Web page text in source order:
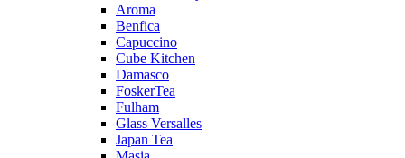
Aroma
Benfica
Capuccino
Cube Kitchen
Damasco
FoskerTea
Fulham
Glass Versalles
Japan Tea